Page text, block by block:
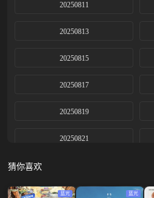
20250811
20250813
20250815
20250817
20250819
20250821
20250825
猜你喜欢
蓝光 蓝光